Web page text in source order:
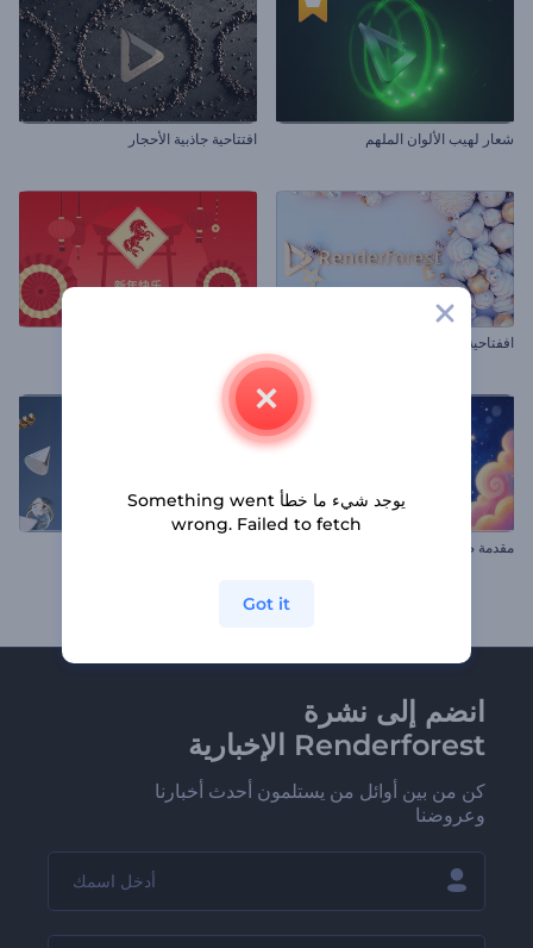
شعار لهيب الألوان الملهم افتتاحية جاذبية الأحجار
اففتاحية سعيدة للكريسماس
مقدمة صاروخ فضاء كرتوني
انضم إلى نشرة
Renderforest الإخبارية
كن من بين أوائل من يستلمون أحدث أخبارنا
وعروضنا
يوجد شيء ما خطأ Something went
wrong. Failed to fetch
Got it